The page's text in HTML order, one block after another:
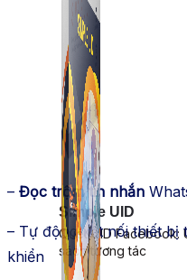
Simple UID
Quét UID Facebook:
sách tương tác
– Đọc trộm tin nhắn
– Tự động kết nối thiết bị
khiển